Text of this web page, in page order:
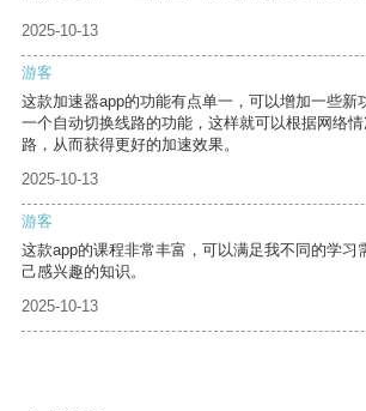
2025-10-13
游客
这款加速器app的功能有点单一，可以增加一些新
一个自动切换线路的功能，这样就可以根据网络
路，从而获得更好的加速效果。
2025-10-13
游客
这款app的课程非常丰富，可以满足我不同的学习
己感兴趣的知识。
2025-10-13